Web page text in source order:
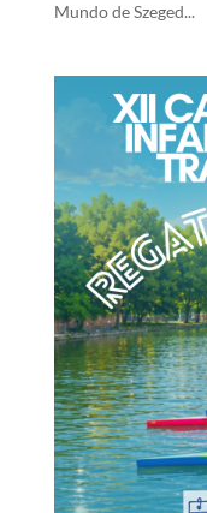
Mundo de Szeged...